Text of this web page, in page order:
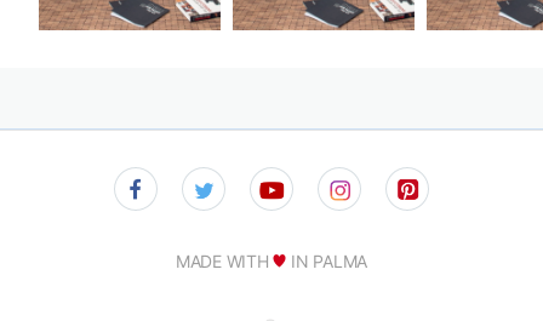
MADE WITH IN PALMA